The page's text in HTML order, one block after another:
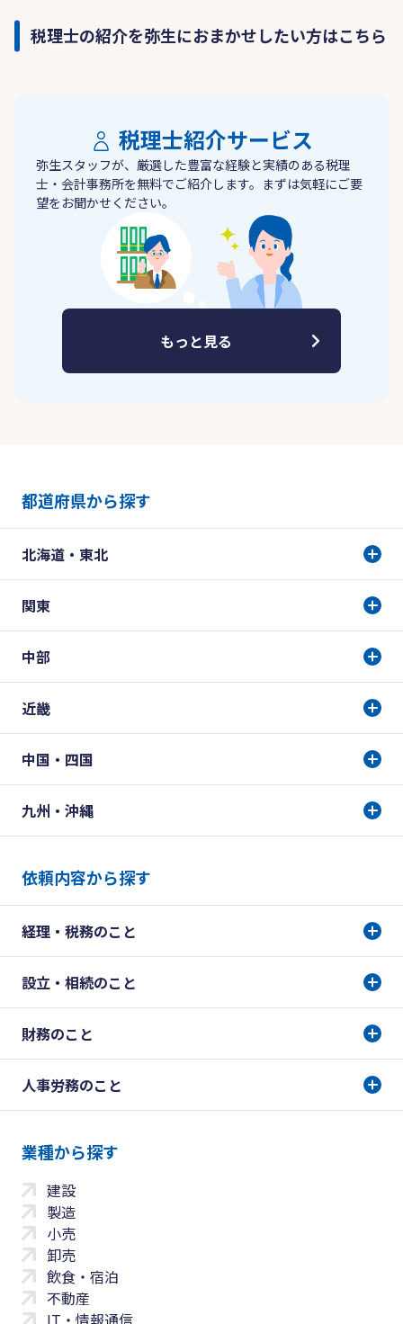
税理士の紹介を弥生におまかせしたい方はこちら
税理士紹介サービス
弥生スタッフが、厳選した豊富な経験と実績のある税理
士・会計事務所を無料でご紹介します。まずは気軽にご要
望をお聞かせください。
もっと見る
都道府県から探す
北海道・東北
関東
中部
近畿
中国・四国
九州・沖縄
依頼内容から探す
経理・税務のこと
設立・相続のこと
財務のこと
人事労務のこと
業種から探す
建設
製造
小売
卸売
飲食・宿泊
不動産
IT・情報通信